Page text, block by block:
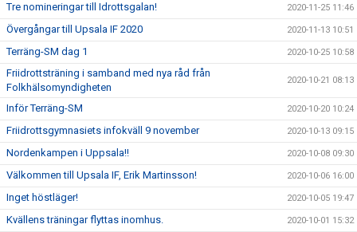
Tre nomineringar till Idrottsgalan! 2020-11-25 11:46
Övergångar till Upsala IF 2020 2020-11-13 10:51
Terräng-SM dag 1 2020-10-25 10:58
Friidrottsträning i samband med nya råd från
Folkhälsomyndigheten
2020-10-21 08:13
Inför Terräng-SM 2020-10-20 10:24
Friidrottsgymnasiets infokväll 9 november 2020-10-13 09:15
Nordenkampen i Uppsala!! 2020-10-08 09:30
Välkommen till Upsala IF, Erik Martinsson! 2020-10-06 16:00
Inget höstläger! 2020-10-05 19:47
Kvällens träningar flyttas inomhus. 2020-10-01 15:32